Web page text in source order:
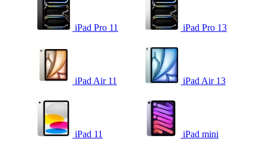
iPad Pro 11 iPad Pro 13
iPad Air 11 iPad Air 13
iPad 11 iPad mini